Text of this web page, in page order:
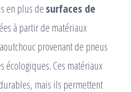
en plus desurfaces de
à partir de matériaux
provenant de pneus
écologiques. Ces matériaux
mais ils permettent